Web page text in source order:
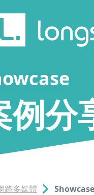
例分
路多媒體